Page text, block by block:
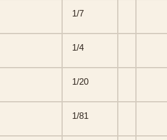
1/7
1/4
1/20
1/81